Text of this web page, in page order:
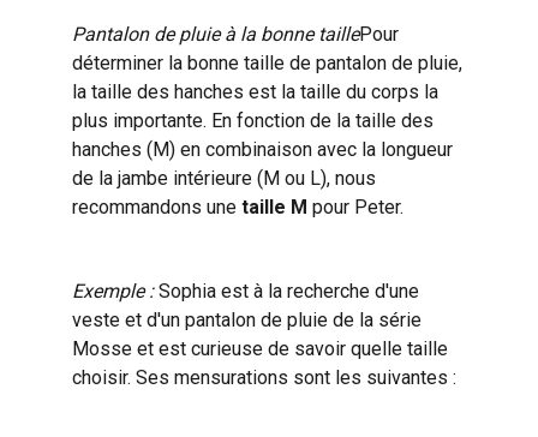
Pantalon de pluie à la bonne taillePour
déterminer la bonne taille de pantalon de pluie,
la taille des hanches est la taille du corps la
plus importante. En fonction de la taille des
hanches (M) en combinaison avec la longueur
de la jambe intérieure (M ou L), nous
recommandons une taille M pour Peter.
Exemple :Sophia est à la recherche d'une
veste et d'un pantalon de pluie de la série
Mosse et est curieuse de savoir quelle taille
choisir. Ses mensurations sont les suivantes :